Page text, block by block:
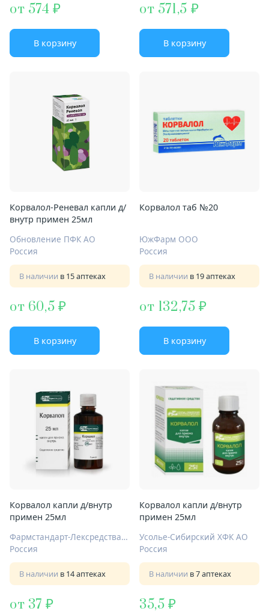
от 574
В корзину
от 571,5
В корзину
Корвалол-Реневал капли д/
внутр примен 25мл
Обновление ПФК АО
Россия
В наличии в 15 аптеках
от 60,5
В корзину
Корвалол таб №20
ЮжФарм ООО
Россия
В наличии в 19 аптеках
от 132,75
В корзину
Корвалол капли д/внутр
примен 25мл
Фармстандарт-Лексредства ОАО Курск
Россия
В наличии в 14 аптеках
от 37
Корвалол капли д/внутр
примен 25мл
Усолье-Сибирский ХФК АО
Россия
В наличии в 7 аптеках
35,5